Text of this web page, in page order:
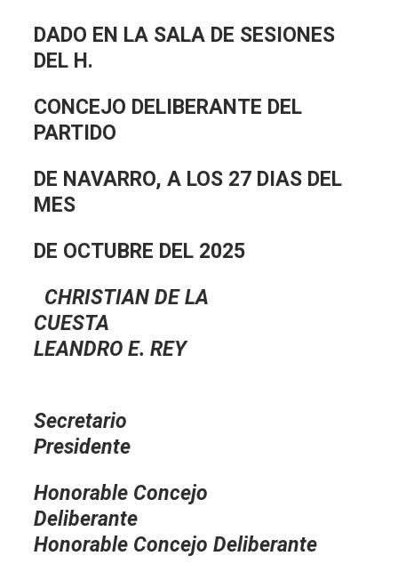
DADO EN LA SALA DE SESIONES
DEL H.
CONCEJO DELIBERANTE DEL
PARTIDO
DE NAVARRO, A LOS 27 DIAS DEL
MES
DE OCTUBRE DEL 2025
CHRISTIAN DE LA
CUESTA
LEANDRO E. REY
Presidente
Honorable Concejo
Deliberante
Honorable Concejo Deliberante